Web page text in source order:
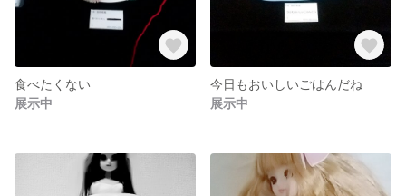
食べたくない
展示中
今日もおいしいごはんだね
展示中